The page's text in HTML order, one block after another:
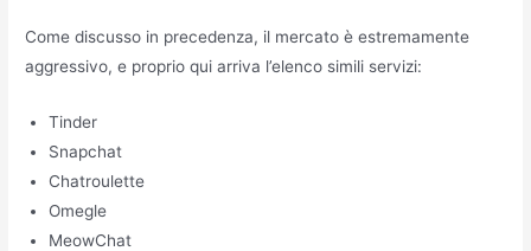
Come discusso in precedenza, il mercato è estremamente
aggressivo, e proprio qui arriva l’elenco simili servizi:
Tinder
Snapchat
Chatroulette
Omegle
MeowChat